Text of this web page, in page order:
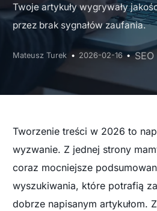
Twoje artykuły wygrywały
przez brak sygnałów zaufania.
Mateusz Turek 2026-02-16 SEO
Tworzenie treści w 2026 to
wyzwanie. Z jednej strony
coraz mocniejsze
wyszukiwania, które potrafią
dobrze napisanym artykułom.